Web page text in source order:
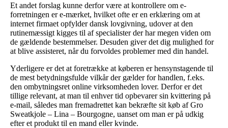
Et andet forslag kunne derfor være at kontrollere om e-
forretningen er e-mærket, hvilket ofte er en erklæring om at
internet firmaet opfylder dansk lovgivning, udover at den
rutinemæssigt kigges til af specialister der har megen viden om
de gældende bestemmelser. Desuden giver det dig mulighed for
at blive assisteret, når du forvoldes problemer med din handel.
Yderligere er det at foretrække at køberen er hensynstagende til
de mest betydningsfulde vilkår der gælder for handlen, f.eks.
den ombytningsret online virksomheden lover. Derfor er det
tillige relevant, at man til enhver tid opbevarer sin kvittering på
e-mail, således man fremadrettet kan bekræfte sit køb af Gro
Sweatkjole – Lina – Bourgogne, uanset om man er på udkig
efter et produkt til en mand eller kvinde.